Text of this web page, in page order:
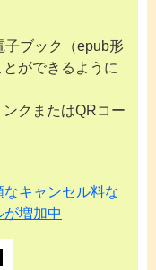
子ブック（epub形
ができるように
クまたはQRコー
キャンセル料な
増加中